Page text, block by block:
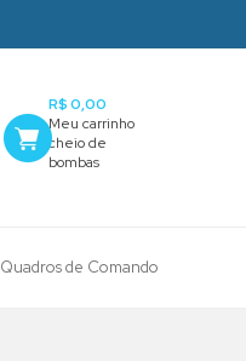
R$ 0,00
Quadros de Comando